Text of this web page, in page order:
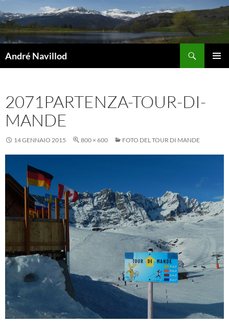
al
contenuto
André Navillod
2071PARTENZA-TOUR-DI-
MANDE
14 GENNAIO 2015 800 × 600 FOTO DEL TOUR DI MANDE